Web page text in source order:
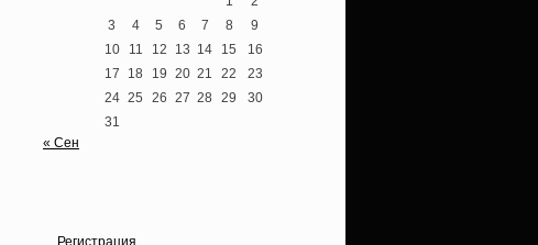
3
4 5 6 7 8
9
10
11 12 13 14 15
16
17
18 19 20 21 22
23
24 25 26 27 28 29
30
31
« Сен
Регистрация